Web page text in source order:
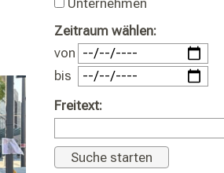
Unternehmen
Zeitraum wählen:
von
bis
Freitext: